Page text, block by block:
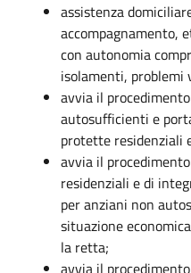
assistenza
accompagnamento,
con autonomia
isolamenti, problemi
avvia il
autosufficienti e
protette residenziali
avvia il
residenziali e di
per anziani non
situazione
la retta;
avvia il